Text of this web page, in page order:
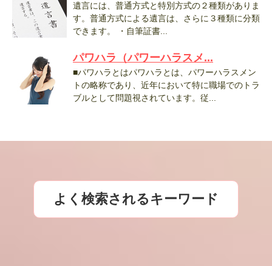
遺言には、普通方式と特別方式の２種類がありま
す。普通方式による遺言は、さらに３種類に分類
できます。 ・自筆証書...
パワハラ（パワーハラスメ...
■パワハラとはパワハラとは、パワーハラスメン
トの略称であり、近年において特に職場でのトラ
ブルとして問題視されています。従...
よく検索されるキーワード